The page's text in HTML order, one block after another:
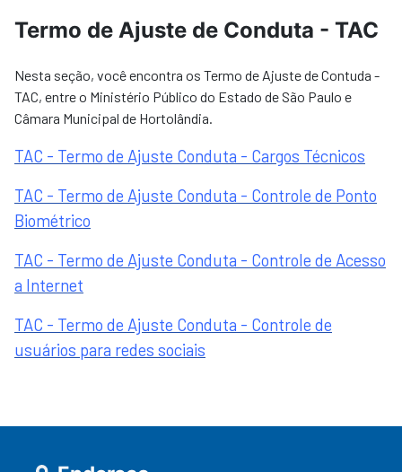
Termo de Ajuste de Conduta - TAC
Nesta seção, você encontra os Termo de Ajuste de Contuda -
TAC, entre o Ministério Público do Estado de São Paulo e
Câmara Municipal de Hortolândia.
TAC - Termo de Ajuste Conduta - Cargos Técnicos
TAC - Termo de Ajuste Conduta - Controle de Ponto
Biométrico
TAC - Termo de Ajuste Conduta - Controle de Acesso
a Internet
TAC - Termo de Ajuste Conduta - Controle de
usuários para redes sociais